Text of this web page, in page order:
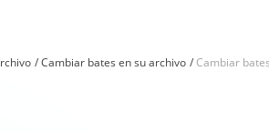
Cambiar bates en su archivo Cambiar